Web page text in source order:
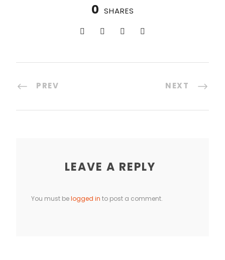
0 SHARES
PREV NEXT
LEAVE A REPLY
You must belogged in to post a comment.